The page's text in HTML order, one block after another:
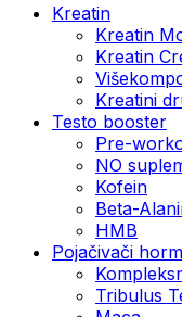
Kreatin
Kreatin
Kreatin
Kreatini
Testo booster
Pre-
NO
Kofein
Beta-
HMB
Pojačivači
Tribulus